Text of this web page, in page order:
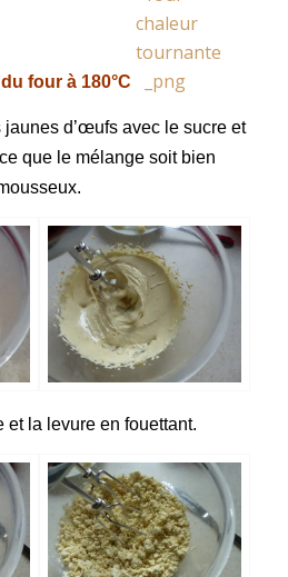
four à 180°C
d’œufs avec le sucre et
que le mélange soit bien
et la levure en fouettant.